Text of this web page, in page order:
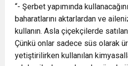
“- Şerbet yapımında
baharatlarını aktarlardan ve
kullanın. Asla çiçekçilerde
Çünkü onlar sadece süs olarak
yetiştirilirken kullanılan